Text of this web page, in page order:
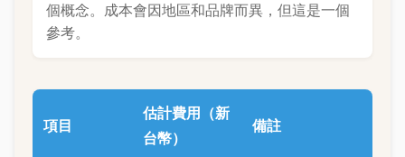
個概念。成本會因地區和品牌而異，但這是一個
參考。
項目
估計費用（新
台幣）
備註